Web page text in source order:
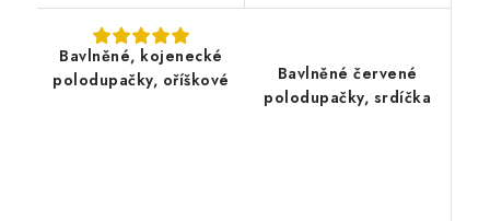
Bavlněné, kojenecké
polodupačky, oříškové
Bavlněné červené
polodupačky, srdíčka